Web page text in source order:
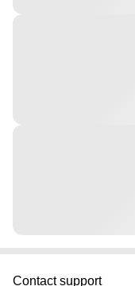
Contact support